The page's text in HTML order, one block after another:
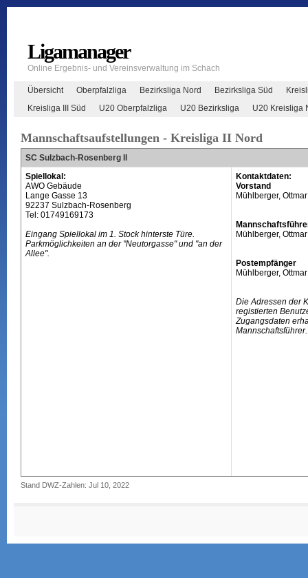
Ligamanager
Online Ergebnis- und Vereinsverwaltung im Schach
Übersicht Oberpfalzliga Bezirksliga Nord Bezirksliga Süd
Kreisliga III Süd
U20 Oberpfalzliga U20 Bezirksliga U20 Kreisliga
Mannschaftsaufstellungen - Kreisliga II Nord
SC Sulzbach-Rosenberg II
Spiellokal:
AWO Gebäude
Lange Gasse 13
92237 Sulzbach-Rosenberg
Tel: 01749169173
Eingang Spiellokal im 1. Stock hinterste Türe.
Parkmöglichkeiten an der "Neutorgasse" und "an der
Allee".
Kontaktdaten:
Vorstand
Mühlberger, Ottmar
Mühlberger, Ottmar
Postempfänger
Mühlberger, Ottmar
Die Adressen der
registierten
Zugangsdaten
Mannschaftsführer.
Stand DWZ-Zahlen: Jul 10, 2022